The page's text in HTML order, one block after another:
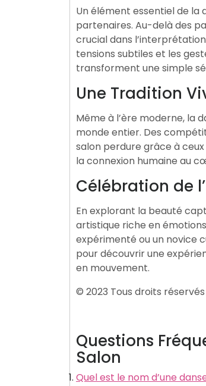
Un élément essentiel de la
partenaires. Au-delà des
crucial dans
tensions subtiles et les
transforment une simple
Une Tradition
Même à l’ère moderne, la
monde entier. Des
salon perdure grâce à
la connexion humaine au
Célébration de
En explorant la beauté
artistique riche en
expérimenté ou un novice
pour découvrir une
en mouvement.
© 2023 Tous droits
Questions
Salon
Quel est le nom d’une